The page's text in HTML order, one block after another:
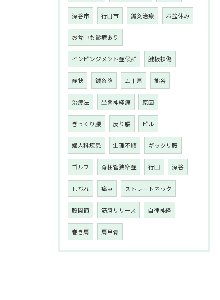
深谷市 行田市 鍼灸治療 お盆休み
お盆中も診療あり
インピンジメント症候群 腱板損傷
症状 鍼灸院 五十肩 熊谷
治療法 坐骨神経痛 原因
ぎっくり腰 反り腰 ピル
婦人科疾患 生理不順 ギックリ腰
ゴルフ 脊柱管狭窄症 行田 深谷
しびれ 痛み ストレートネック
股関節 筋膜リリース 自律神経
巻き肩 肩甲骨